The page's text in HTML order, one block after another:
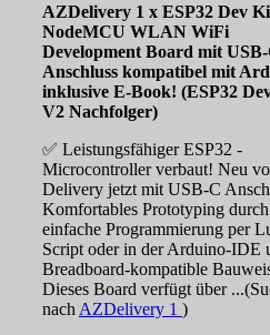
AZDelivery 1 x ESP32 Dev
NodeMCU WLAN WiFi
Development Board mit
Anschluss kompatibel mit
inklusive E-Book! (ESP32
V2 Nachfolger)
✅ Leistungsfähiger ESP32 -
Microcontroller verbaut! Neu
Delivery jetzt mit USB-C
Komfortables Prototyping durch
einfache Programmierung per
Script oder in der Arduino-IDE
Breadboard-kompatible
Dieses Board verfügt über
nach AZDelivery 1 )